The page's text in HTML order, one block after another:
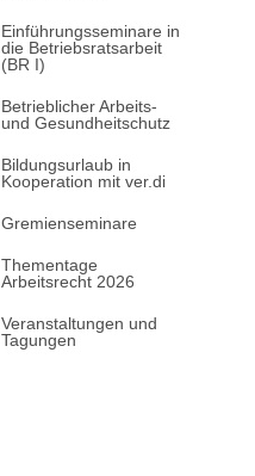
Einführungsseminare in
die Betriebsratsarbeit
(BR I)
Betrieblicher Arbeits-
und Gesundheitschutz
Bildungsurlaub in
Kooperation mit ver.di
Gremienseminare
Thementage
Arbeitsrecht 2026
Veranstaltungen und
Tagungen